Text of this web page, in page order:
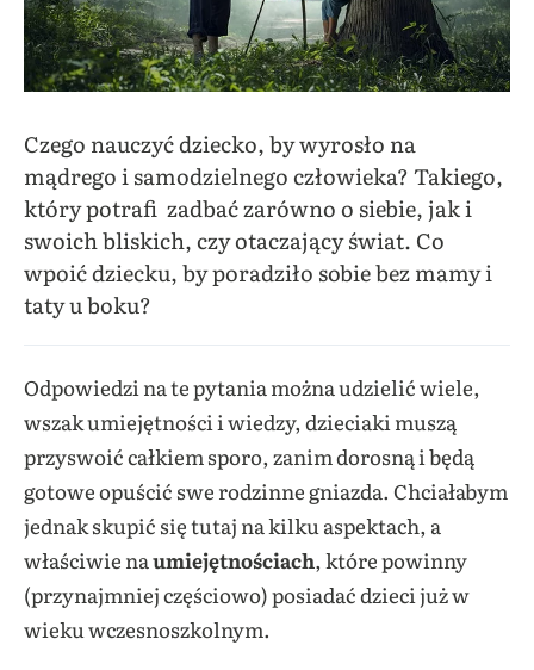
Czego nauczyć dziecko, by wyrosło na
mądrego i samodzielnego człowieka? Takiego,
który potrafi zadbać zarówno o siebie, jak i
swoich bliskich, czy otaczający świat. Co
wpoić dziecku, by poradziło sobie bez mamy i
taty u boku?
Odpowiedzi na te pytania można udzielić wiele,
wszak umiejętności i wiedzy, dzieciaki muszą
przyswoić całkiem sporo, zanim dorosną i będą
gotowe opuścić swe rodzinne gniazda. Chciałabym
jednak skupić się tutaj na kilku aspektach, a
właściwie naumiejętnościach, które powinny
(przynajmniej częściowo) posiadać dzieci już w
wieku wczesnoszkolnym.